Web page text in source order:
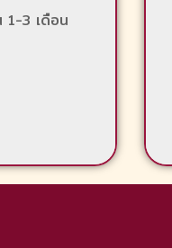
1-3 เดือน